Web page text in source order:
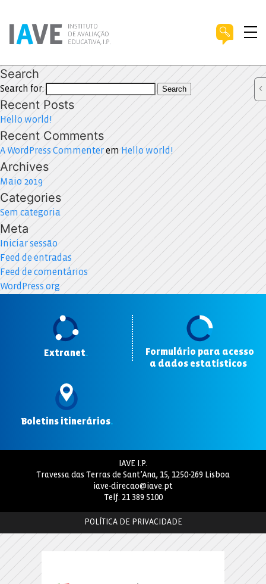
Search
Search for: Search
Recent Posts
Hello world!
Recent Comments
A WordPress Commenterem Hello world!
Archives
Maio 2019
Categories
Sem categoria
Meta
Iniciar sessão
Feed de entradas
Feed de comentários
WordPress.org
Extranet.
Formulário para acesso
a dados estatísticos
Boletins itinerários.
IAVE I.P.
Travessa das Terras de Sant’Ana, 15, 1250-269 Lisboa
iave-direcao@iave.pt
Telf. 21 389 5100
POLÍTICA DE PRIVACIDADE